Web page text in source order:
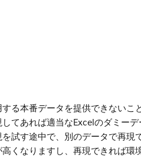
る本番データを提供できないこ
てあれば適当なExcelのダミー
試す途中で、別のデータで再現
くなりますし、再現できれば環